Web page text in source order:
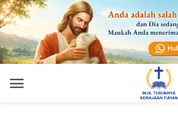
Cara Mengejar Kebenaran (15)